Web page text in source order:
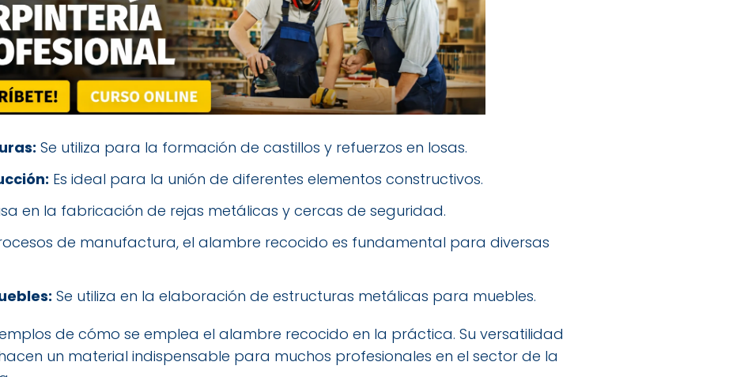
Se utiliza para la formación de castillos y refuerzos en losas.
Es ideal para la unión de diferentes elementos constructivos.
en la fabricación de rejas metálicas y cercas de seguridad.
de manufactura, el alambre recocido es fundamental para diversas
Se utiliza en la elaboración de estructuras metálicas para muebles.
de cómo se emplea el alambre recocido en la práctica. Su versatilidad
un material indispensable para muchos profesionales en el sector de la